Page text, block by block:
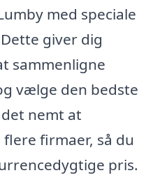
med speciale
giver dig
sammenligne
vælge den bedste
nemt at
firmaer, så du
pris.